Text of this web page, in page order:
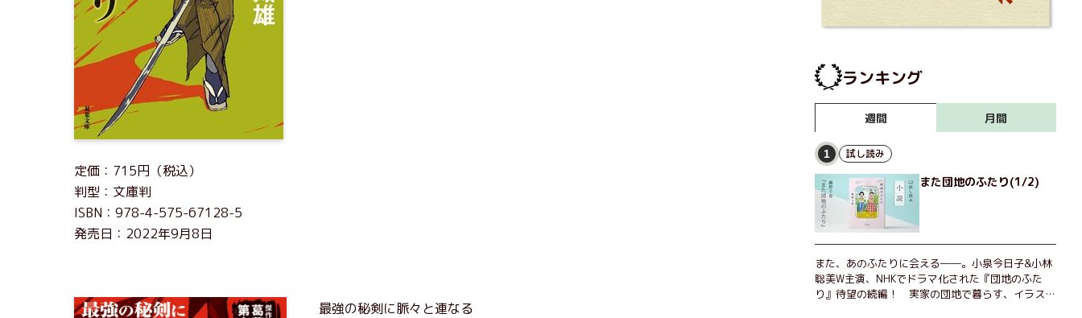
定価：715円（税込）
判型：文庫判
ISBN：978-4-575-67128-5
発売日：2022年9月8日
最強の秘剣に脈々と連なる
ランキング
週間 月間
1 試し読み
また団地のふたり(1/2)
また、あのふたりに会える――。小泉今日子&小林
聡美W主演、NHKでドラマ化された『団地のふた
り』待望の続編！ 実家の団地で暮らす、イラスト